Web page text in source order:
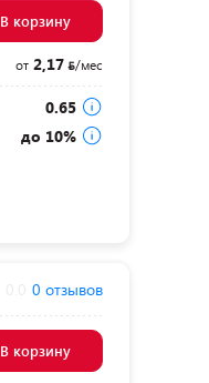
В корзину
от2,17 /мес
0.65
до 10%
0 отзывов
В корзину